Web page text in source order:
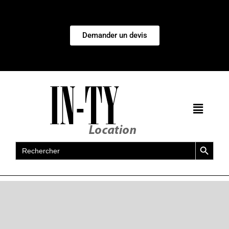
Demander un devis
Search
for:
Search Button